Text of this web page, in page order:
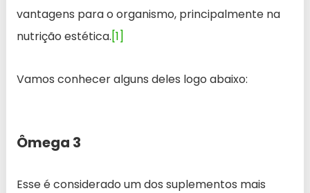
vantagens para o organismo, principalmente na
nutrição estética.[1]
Vamos conhecer alguns deles logo abaixo:
Ômega 3
Esse é considerado um dos suplementos mais